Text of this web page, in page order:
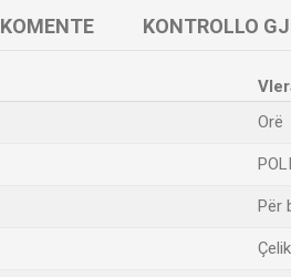
KOMENTE KONTROLLO
Orë
Për
Çelik